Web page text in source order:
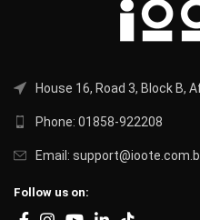
House 16, Road 3, Block B,
Phone: 01858-922208
Email:
Follow us on: